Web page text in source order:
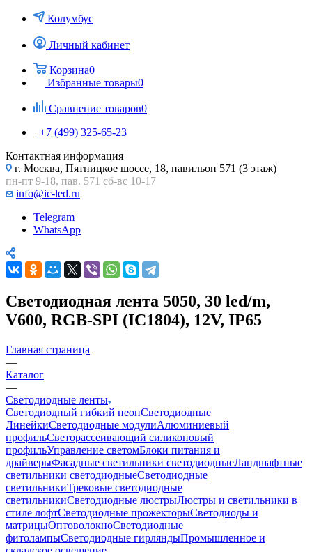
Колумбус
Личный кабинет
Корзина0
Избранные товары0
Сравнение товаров0
+7 (499) 325-65-23
Контактная информация
г. Москва, Пятницкое шоссе, 18, павильон 571 (3 этаж)
пн-пт 9-18, пав. 571 сб-вс 10-17
info@ic-led.ru
Telegram
WhatsApp
Светодиодная лента 5050, 30 led/m,
V600, RGB-SPI (IC1804), 12V, IP65
Главная страница
—
Каталог
—
Светодиодные ленты
Светодиодный гибкий неонСветодиодные
ЛинейкиСветодиодные модулиАлюминиевый
профильСветорассеивающий силиконовый
профильУправление светомБлоки питания и
драйверыФасадные светильники светодиодныеЛандшафтные
светильники светодиодныеСветодиодные
светильникиТрековые светодиодные
светильникиСветодиодные люстрыЛюстры и светильники в
стиле лофтСветодиодные прожекторыСветодиоды и
матрицыОптоволокноСветодиодные
фитолампыСветодиодные гирляндыПромышленное и